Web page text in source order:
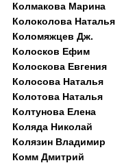
Колмакова Марина
Колоколова Наталья
Коломяжцев Дж.
Колосков Ефим
Колоскова Евгения
Колосова Наталья
Колотова Наталья
Колтунова Елена
Коляда Николай
Колязин Владимир
Комм Дмитрий